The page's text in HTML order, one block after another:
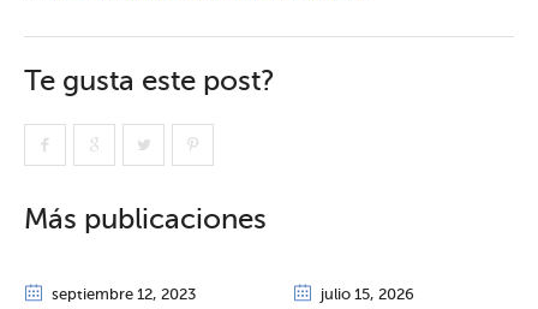
Te gusta este post?
Más publicaciones
septiembre 12, 2023 julio 15, 2026